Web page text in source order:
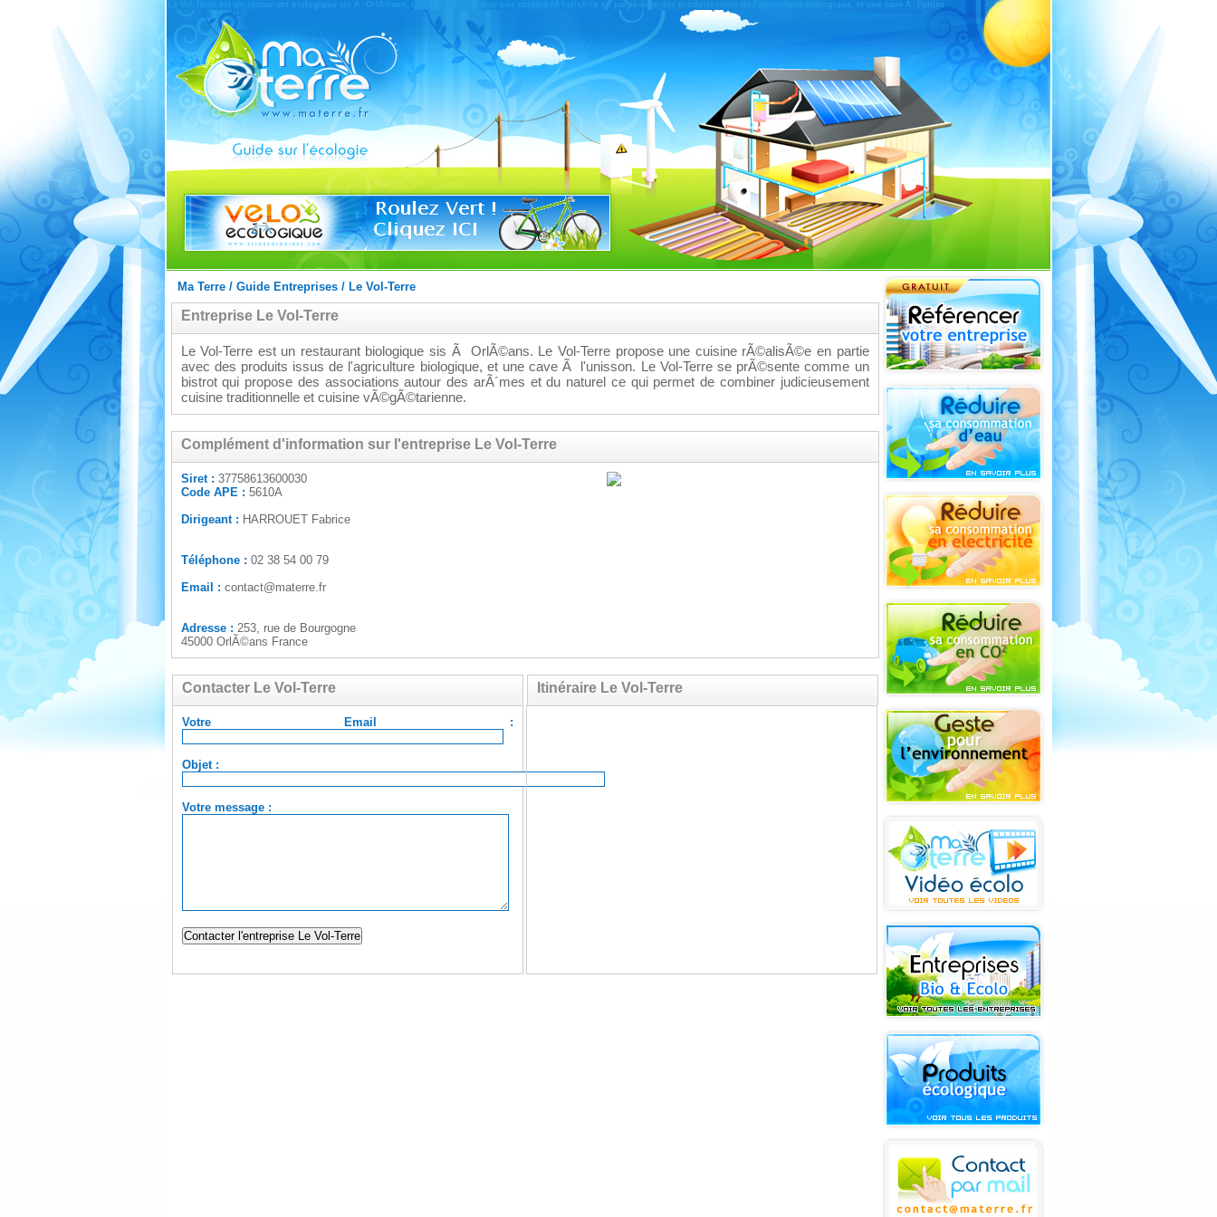
Le Vol-Terre est un restaurant biologique sis Ã OrlÃ©ans. Le Vol-Terre propose une cuisine rÃ©alisÃ©e en partie avec des produits issus de l'agriculture biologique, et une cave Ã l'uniss
Ma Terre/ Guide Entreprises/ Le Vol-Terre
Entreprise Le Vol-Terre
Le Vol-Terre est un restaurant biologique sis Ã OrlÃ©ans. Le Vol-Terre propose une cuisine rÃ©alisÃ©e en partie
avec des produits issus de l'agriculture biologique, et une cave Ã l'unisson. Le Vol-Terre se prÃ©sente comme un
bistrot qui propose des associations autour des arÃ´mes et du naturel ce qui permet de combiner judicieusement
cuisine traditionnelle et cuisine vÃ©gÃ©tarienne.
Complément d'information sur l'entreprise Le Vol-Terre
Siret : 37758613600030
Code APE : 5610A
Dirigeant : HARROUET Fabrice
Téléphone : 02 38 54 00 79
Email : contact@materre.fr
Adresse : 253, rue de Bourgogne
45000 OrlÃ©ans France
Contacter Le Vol-Terre
Votre Email :
Objet :
Votre message :
Itinéraire Le Vol-Terre